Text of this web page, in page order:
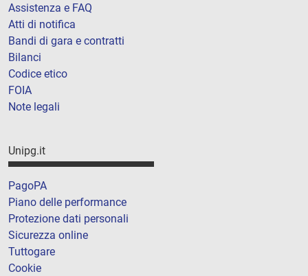
Assistenza e FAQ
Atti di notifica
Bandi di gara e contratti
Bilanci
Codice etico
FOIA
Note legali
Unipg.it
PagoPA
Piano delle performance
Protezione dati personali
Sicurezza online
Tuttogare
Cookie